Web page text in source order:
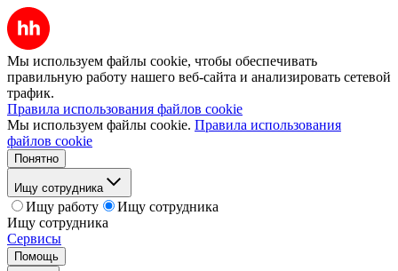
Мы используем файлы cookie, чтобы обеспечивать
правильную работу нашего веб-сайта и анализировать сетевой
трафик.
Правила использования файлов cookie
Мы используем файлы cookie. Правила использования
файлов cookie
Понятно
Ищу сотрудника
Ищу работу
Ищу сотрудника
Ищу сотрудника
Сервисы
Помощь